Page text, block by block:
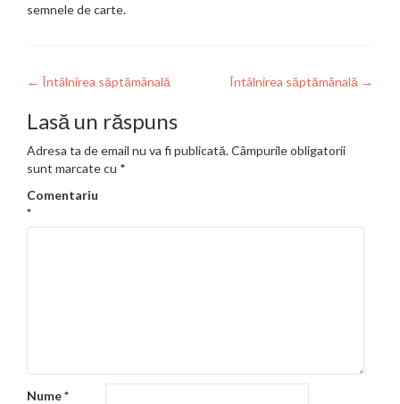
semnele de carte.
Navigare
în
articole
← Întâlnirea săptămânală Întâlnirea săptămânală →
Lasă un răspuns
Adresa ta de email nu va fi publicată.Câmpurile obligatorii
sunt marcate cu *
Comentariu
*
Nume*